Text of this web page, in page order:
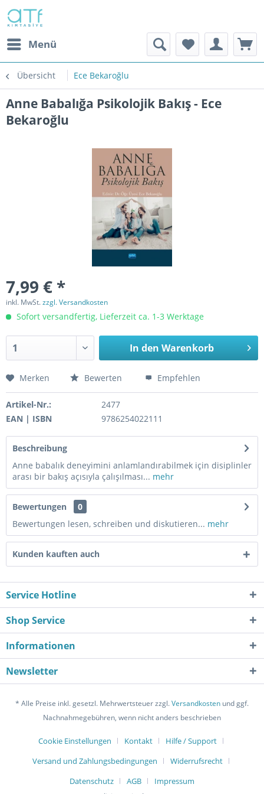
Menü
Übersicht Ece Bekaroğlu
Anne Babalığa Psikolojik Bakış - Ece
Bekaroğlu
7,99 € *
inkl. MwSt.zzgl. Versandkosten
Sofort versandfertig, Lieferzeit ca. 1-3 Werktage
In den Warenkorb
Merken Bewerten Empfehlen
Artikel-Nr.:
2477
EAN | ISBN
9786254022111
Beschreibung
Anne babalık deneyimini anlamlandırabilmek için disiplinler
arası bir bakış açısıyla çalışılması... mehr
Bewertungen
0
Bewertungen lesen, schreiben und diskutieren... mehr
Kunden kauften auch
Service Hotline
Shop Service
Informationen
Newsletter
* Alle Preise inkl. gesetzl. Mehrwertsteuer zzgl.Versandkosten und ggf.
Nachnahmegebühren, wenn nicht anders beschrieben
Cookie Einstellungen Kontakt
Hilfe / Support
Versand und Zahlungsbedingungen
Widerrufsrecht
Datenschutz
AGB
Impressum